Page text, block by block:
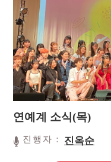
연예계 소식(목)
진행자： 진옥순